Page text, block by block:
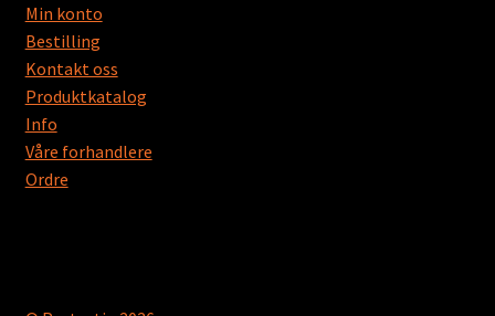
Min konto
Bestilling
Kontakt oss
Produktkatalog
Info
Våre forhandlere
Ordre